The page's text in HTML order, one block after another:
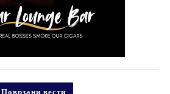
Поврзани вести